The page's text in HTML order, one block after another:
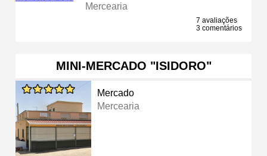
Mercearia
7 avaliações
3 comentários
MINI-MERCADO "ISIDORO"
Mercado
Mercearia